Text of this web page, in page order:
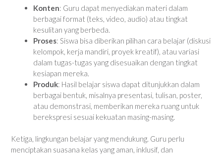
Konten: Guru dapat menyediakan materi dalam
berbagai format (teks, video, audio) atau tingkat
kesulitan yang berbeda.
Proses: Siswa bisa diberikan pilihan cara belajar (diskusi
kelompok, kerja mandiri, proyek kreatif), atau variasi
dalam tugas-tugas yang disesuaikan dengan tingkat
kesiapan mereka.
Produk: Hasil belajar siswa dapat ditunjukkan dalam
berbagai bentuk, misalnya presentasi, tulisan, poster,
atau demonstrasi, memberikan mereka ruang untuk
berekspresi sesuai kekuatan masing-masing.
Ketiga, lingkungan belajar yang mendukung. Guru perlu
menciptakan suasana kelas yang aman, inklusif, dan